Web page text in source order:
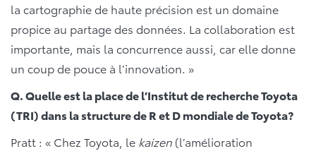
la cartographie de haute précision est un domaine
propice au partage des données. La collaboration est
importante, mais la concurrence aussi, car elle donne
un coup de pouce à l’innovation. »
Q. Quelle est la place de l’Institut de recherche Toyota
(TRI) dans la structure de R et D mondiale de Toyota?
Pratt : « Chez Toyota, le kaizen (l’amélioration